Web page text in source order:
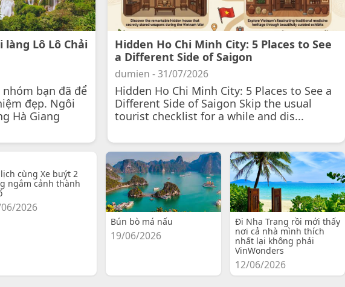
Lô Lô Chải
nhóm bạn đã để
đẹp. Ngôi
Hà Giang
Hidden Ho Chi Minh City: 5 Places to See
a Different Side of Saigon
dumien - 31/07/2026
Hidden Ho Chi Minh City: 5 Places to See a
Different Side of Saigon Skip the usual
tourist checklist for a while and dis...
cùng Xe buýt 2
ngắm cảnh thành
2026
Bún bò má nấu
19/06/2026
Đi Nha Trang rồi mới thấy
nơi cả nhà mình thích
nhất lại không phải
VinWonders
12/06/2026